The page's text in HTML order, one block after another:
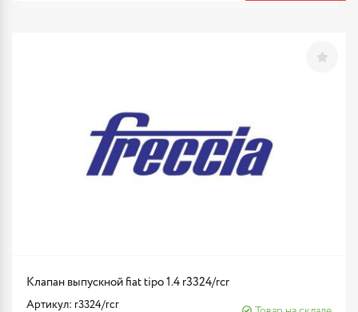
Клапан выпускной fiat tipo 1.4 r3324/rcr
Артикул: r3324/rcr